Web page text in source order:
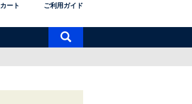
カート ご利用ガイド
索